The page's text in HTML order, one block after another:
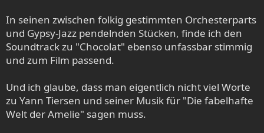
In seinen zwischen folkig gestimmten Orchesterparts
und Gypsy-Jazz pendelnden Stücken, finde ich den
Soundtrack zu "Chocolat" ebenso unfassbar stimmig
und zum Film passend.
Und ich glaube, dass man eigentlich nicht viel Worte
zu Yann Tiersen und seiner Musik für "Die fabelhafte
Welt der Amelie" sagen muss.